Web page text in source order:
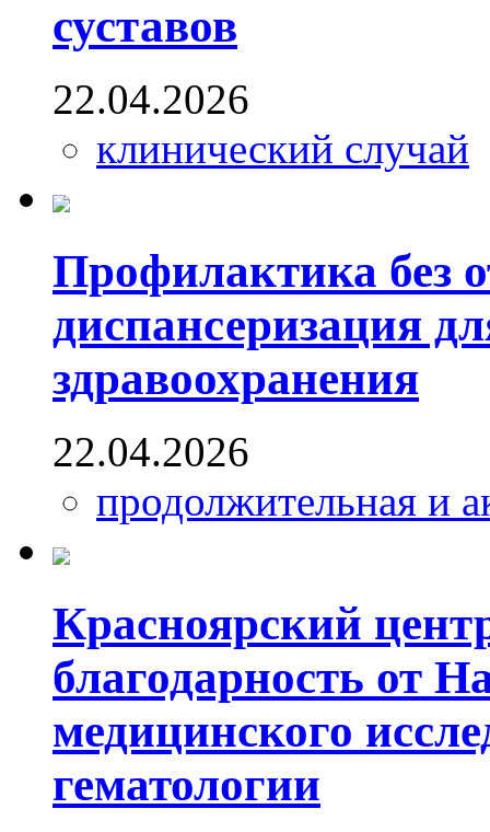
суставов
22.04.2026
клинический случай
Профилактика без
диспансеризация
здравоохранения
22.04.2026
продолжительная и
Красноярский
благодарность от
медицинского
гематологии